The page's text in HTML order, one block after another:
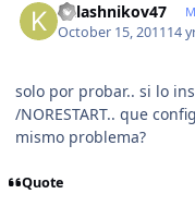
kalashnikov47
October 15, 201114
solo por probar.. si lo
/NORESTART.. que
mismo problema?
Quote